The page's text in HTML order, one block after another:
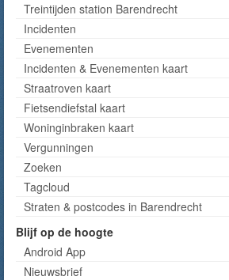
Treintijden station Barendrecht
Incidenten
Evenementen
Incidenten & Evenementen kaart
Straatroven kaart
Fietsendiefstal kaart
Woninginbraken kaart
Vergunningen
Zoeken
Tagcloud
Straten & postcodes in Barendrecht
Blijf op de hoogte
Android App
Nieuwsbrief